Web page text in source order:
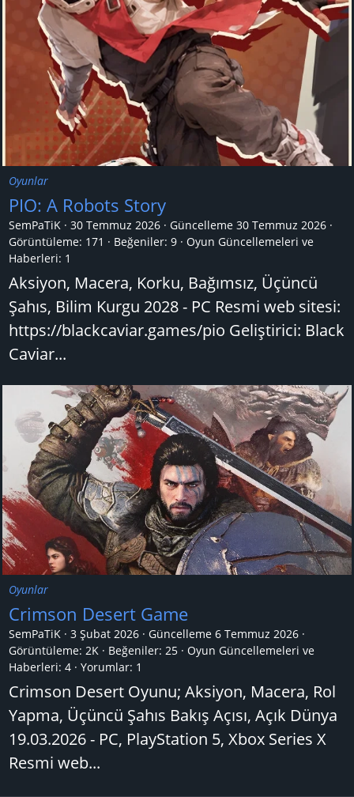
Oyunlar
PIO: A Robots Story
SemPaTiK 30 Temmuz 2026 Güncelleme 30 Temmuz 2026
Görüntüleme: 171
Beğeniler: 9
Oyun Güncellemeleri ve
Haberleri: 1
Aksiyon, Macera, Korku, Bağımsız, Üçüncü
Şahıs, Bilim Kurgu 2028 - PC Resmi web sitesi:
https://blackcaviar.games/pio Geliştirici: Black
Caviar...
Oyunlar
Crimson Desert Game
SemPaTiK 3 Şubat 2026 Güncelleme 6 Temmuz 2026
Görüntüleme: 2K
Beğeniler: 25
Oyun Güncellemeleri ve
Haberleri: 4 Yorumlar: 1
Crimson Desert Oyunu; Aksiyon, Macera, Rol
Yapma, Üçüncü Şahıs Bakış Açısı, Açık Dünya
19.03.2026 - PC, PlayStation 5, Xbox Series X
Resmi web...